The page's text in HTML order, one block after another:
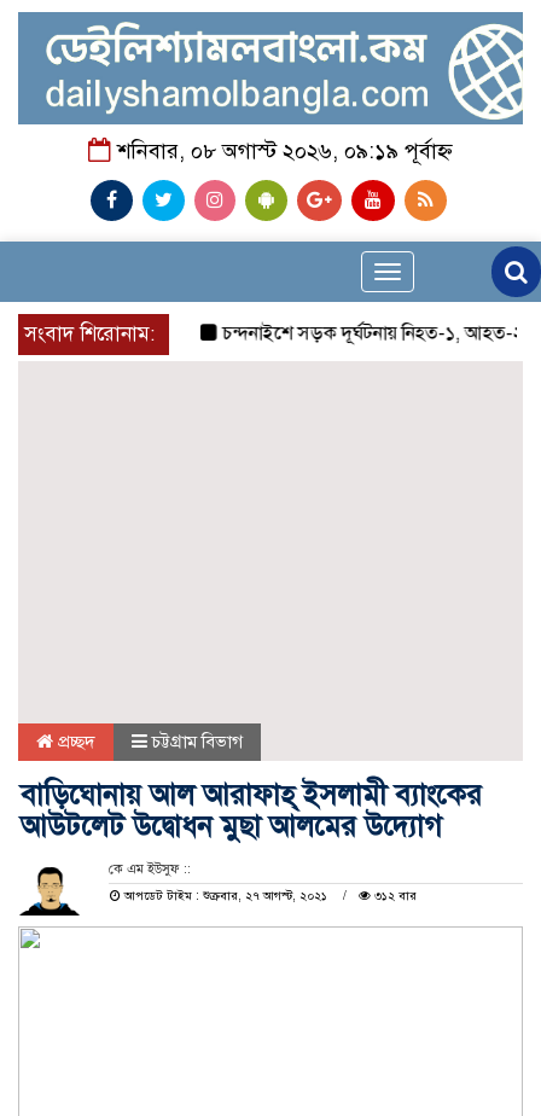
শনিবার, ০৮ অগাস্ট ২০২৬, ০৯:১৯ পূর্বাহ্ন
Toggle
navigation
সংবাদ শিরোনাম:
চন্দনাইশে সড়ক দূর্ঘটনায় নিহত-১, আহত-২
প্রচ্ছদ চট্টগ্রাম বিভাগ
বাড়িঘোনায় আল আরাফাহ্ ইসলামী ব্যাংকের
আউটলেট উদ্বোধন মুছা আলমের উদ্যোগ
কে এম ইউসুফ ::
আপডেট টাইম : শুক্রবার, ২৭ আগস্ট, ২০২১
৩১২ বার